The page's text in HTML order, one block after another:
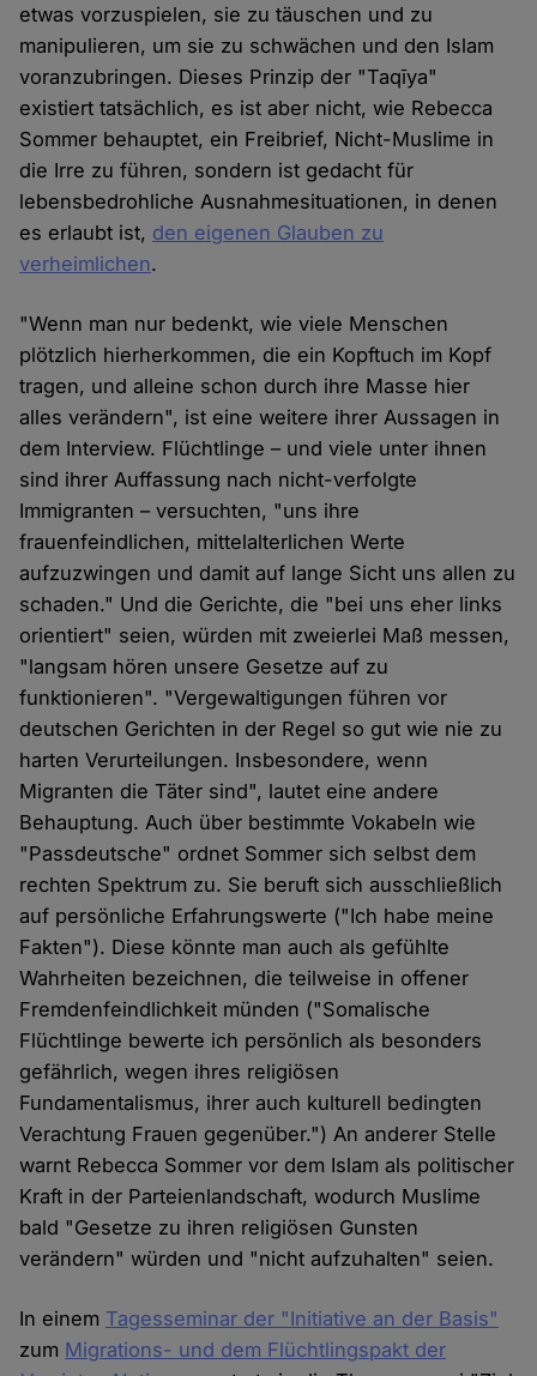
etwas vorzuspielen, sie zu täuschen und zu
manipulieren, um sie zu schwächen und den Islam
voranzubringen. Dieses Prinzip der "Taqīya"
existiert tatsächlich, es ist aber nicht, wie Rebecca
Sommer behauptet, ein Freibrief, Nicht-Muslime in
die Irre zu führen, sondern ist gedacht für
lebensbedrohliche Ausnahmesituationen, in denen
es erlaubt ist, den eigenen Glauben zu
verheimlichen.
"Wenn man nur bedenkt, wie viele Menschen
plötzlich hierherkommen, die ein Kopftuch im Kopf
tragen, und alleine schon durch ihre Masse hier
alles verändern", ist eine weitere ihrer Aussagen in
dem Interview. Flüchtlinge – und viele unter ihnen
sind ihrer Auffassung nach nicht-verfolgte
Immigranten – versuchten, "uns ihre
frauenfeindlichen, mittelalterlichen Werte
aufzuzwingen und damit auf lange Sicht uns allen zu
schaden." Und die Gerichte, die "bei uns eher links
orientiert" seien, würden mit zweierlei Maß messen,
"langsam hören unsere Gesetze auf zu
funktionieren". "Vergewaltigungen führen vor
deutschen Gerichten in der Regel so gut wie nie zu
harten Verurteilungen. Insbesondere, wenn
Migranten die Täter sind", lautet eine andere
Behauptung. Auch über bestimmte Vokabeln wie
"Passdeutsche" ordnet Sommer sich selbst dem
rechten Spektrum zu. Sie beruft sich ausschließlich
auf persönliche Erfahrungswerte ("Ich habe meine
Fakten"). Diese könnte man auch als gefühlte
Wahrheiten bezeichnen, die teilweise in offener
Fremdenfeindlichkeit münden ("Somalische
Flüchtlinge bewerte ich persönlich als besonders
gefährlich, wegen ihres religiösen
Fundamentalismus, ihrer auch kulturell bedingten
Verachtung Frauen gegenüber.") An anderer Stelle
warnt Rebecca Sommer vor dem Islam als politischer
Kraft in der Parteienlandschaft, wodurch Muslime
bald "Gesetze zu ihren religiösen Gunsten
verändern" würden und "nicht aufzuhalten" seien.
In einem Tagesseminar der "Initiative an der Basis"
zum Migrations- und dem Flüchtlingspakt der